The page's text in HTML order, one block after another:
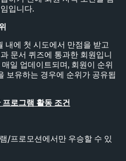
입니다.
내에 첫 시도에서 만점을 받고
문서 퀴즈에 통과한 회원입니
일 업데이트되며, 회원이 순위
보유하는 경우에 순위가 공유됩
프로그램 활동 조건
/프로모션에서만 우승할 수 있